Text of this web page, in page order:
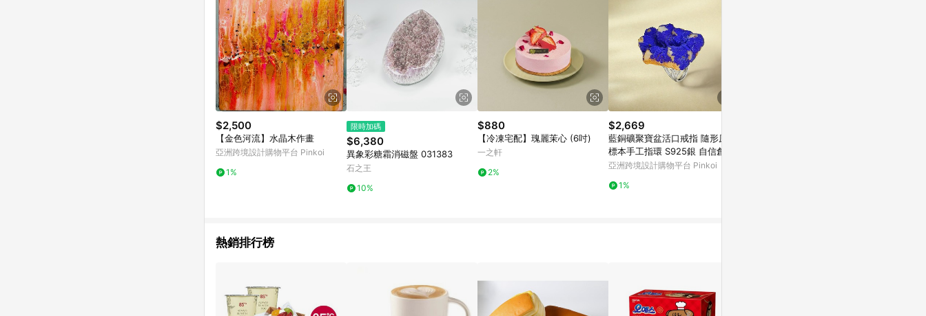
$2,500
【金色河流】水晶木作畫
亞洲跨境設計購物平台 Pinkoi
1%
限時加碼
$6,380
異象彩糖霜消磁盤 031383
石之王
10%
$880
【冷凍宅配】瑰麗茉心 (6吋)
一之軒
2%
$2,669
藍銅礦聚寶盆活口戒指 隨形原石
標本手工指環 S925銀 自信創意
亞洲跨境設計購物平台 Pinkoi
1%
熱銷排行榜